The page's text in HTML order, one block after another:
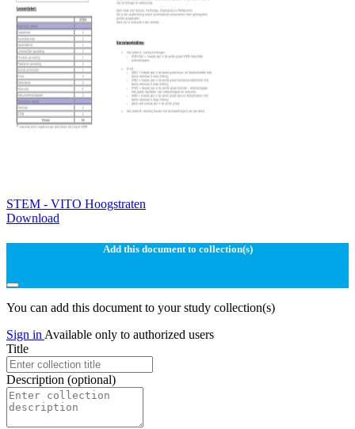
STEM - VITO Hoogstraten
Download
Add this document to collection(s)
You can add this document to your study collection(s)
Sign in Available only to authorized users
Title
Description (optional)